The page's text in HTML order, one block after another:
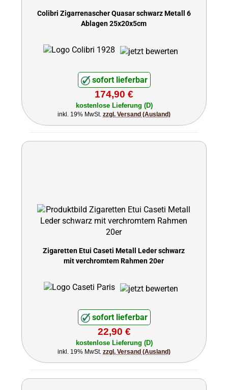
Colibri Zigarrenascher Quasar schwarz Metall 6
Ablagen 25x20x5cm
sofort lieferbar
174,90 €
kostenlose Lieferung (D)
inkl. 19% MwSt. zzgl. Versand (Ausland)
Zigaretten Etui Caseti Metall Leder schwarz
mit verchromtem Rahmen 20er
sofort lieferbar
22,90 €
kostenlose Lieferung (D)
inkl. 19% MwSt. zzgl. Versand (Ausland)